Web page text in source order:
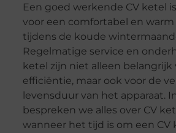
Een goed werkende CV ketel
voor een comfortabel en warm
tijdens de koude
Regelmatige service en
ketel zijn niet alleen belangrijk
efficiëntie, maar ook voor de
levensduur van het apparaat.
bespreken we alles over CV
wanneer het tijd is om een CV